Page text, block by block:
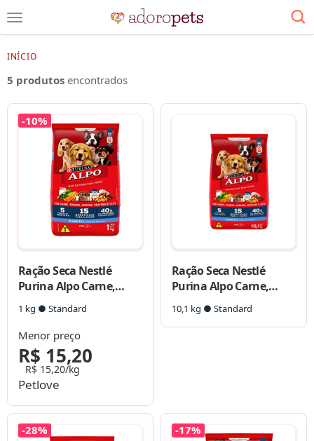
INÍCIO
5 produtos encontrados
Ração Seca Nestlé
Purina Alpo Carne,
Frango, Cereais,
Vegetais e Leite para
Cães Filhotes
1 kg ● Standard
Menor preço
R$ 15,20
R$ 15,20/kg
-10%
Petlove
Ração Seca Nestlé
Purina Alpo Carne,
Frango, Cereais,
Vegetais e Leite para
Cães Filhotes
10,1 kg ● Standard
-28% -17%